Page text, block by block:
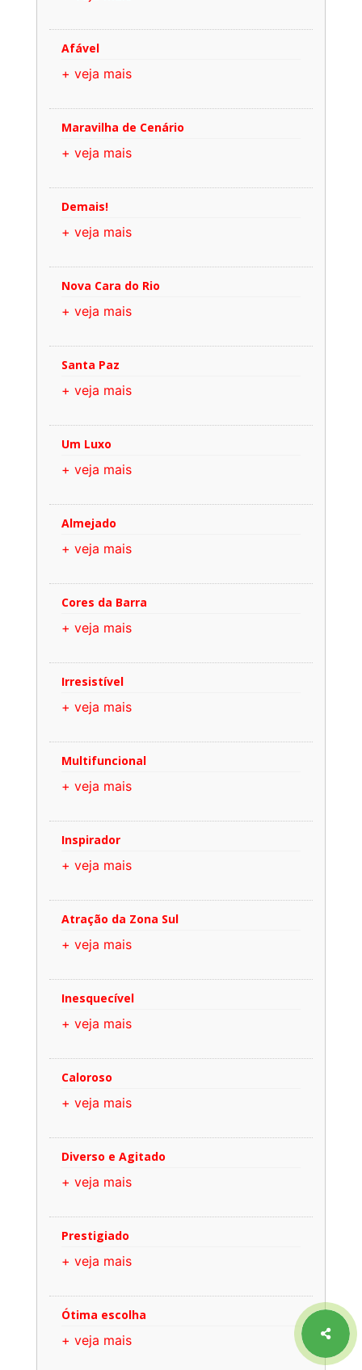
Afável
+ veja mais
Maravilha de Cenário
+ veja mais
Demais!
+ veja mais
Nova Cara do Rio
+ veja mais
Santa Paz
+ veja mais
Um Luxo
+ veja mais
Almejado
+ veja mais
Cores da Barra
+ veja mais
Irresistível
+ veja mais
Multifuncional
+ veja mais
Inspirador
+ veja mais
Atração da Zona Sul
+ veja mais
Inesquecível
+ veja mais
Caloroso
+ veja mais
Diverso e Agitado
+ veja mais
Prestigiado
+ veja mais
Ótima escolha
+ veja mais